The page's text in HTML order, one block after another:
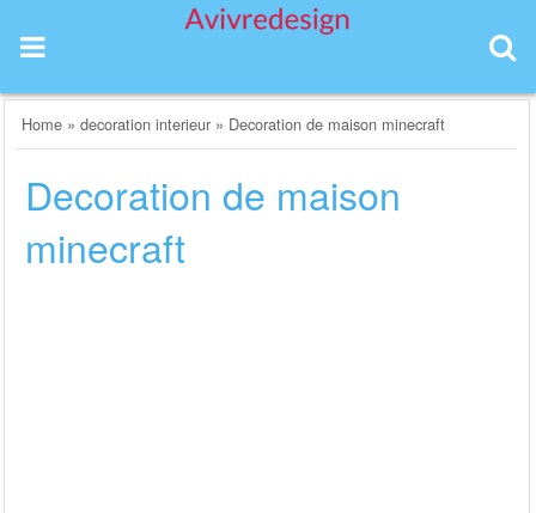
content
Home »decoration interieur » Decoration de maison minecraft
Decoration de maison
minecraft